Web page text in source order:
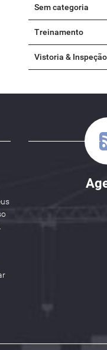
Sem categoria
Treinamento
Vistoria & Inspeção